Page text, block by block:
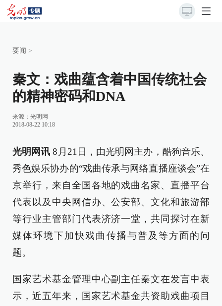
要闻 >
秦文：戏曲蕴含着中国传统社会
的精神密码和DNA
来源： 光明网
2018-08-22 10:18
光明网讯 8月21日，由光明网主办，酷狗音乐、
秀色娱乐协办的“戏曲传承与网络直播座谈会”在
京举行，来自全国各地的戏曲名家、直播平台
代表以及中央网信办、公安部、文化和旅游部
等行业主管部门代表济济一堂，共同探讨在新
媒体环境下加快戏曲传播与普及等方面的问
题。
国家艺术基金管理中心副主任秦文在发言中表
示，近五年来，国家艺术基金共资助戏曲项目